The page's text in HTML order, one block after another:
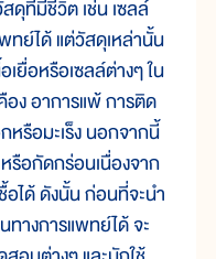
ดุที่มีชีวิต เช่น เซลล์
ทย์ได้ แต่วัสดุเหล่านั้น
เยื่อหรือเซลล์ต่างๆ ใน
อง อาการแพ้ การติด
หรือมะเร็ง นอกจากนี้
รือกัดกร่อนเนื่องจาก
อได้ ดังนั้น ก่อนที่จะนำ
ทางการแพทย์ได้ จะ